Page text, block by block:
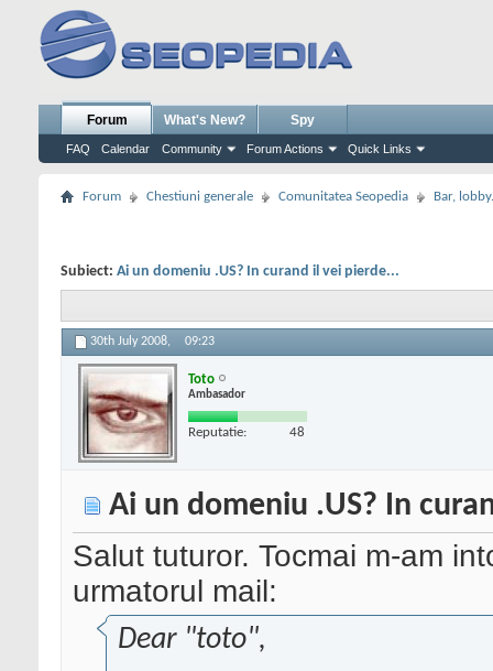
Forum
FAQ Calendar Community Forum Actions Quick Links
What's New? Spy
Forum Chestiuni generale Comunitatea Seopedia Bar,
Subiect: Ai un domeniu .US? In curand il vei pierde...
30th July 2008, 09:23
Toto
Ambasador
Reputatie: 48
Ai un domeniu .US? In
Salut tuturor. Tocmai m-am
urmatorul mail:
Dear "toto",